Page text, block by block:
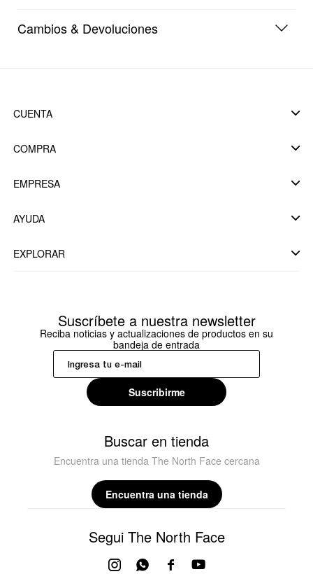
Cambios & Devoluciones
CUENTA
COMPRA
EMPRESA
AYUDA
EXPLORAR
Suscríbete a nuestra newsletter
Reciba noticias y actualizaciones de productos en su
bandeja de entrada
Suscribirme
Buscar en tienda
Encuentra una tienda The North Face cercana
Encuentra una tienda
Segui The North Face
 
 